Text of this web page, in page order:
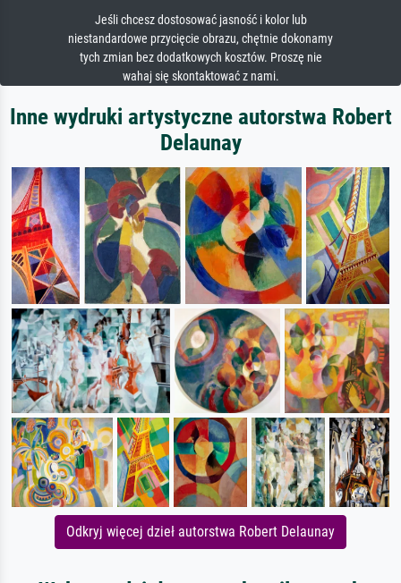
Jeśli chcesz dostosować jasność i kolor lub
niestandardowe przycięcie obrazu, chętnie dokonamy
tych zmian bez dodatkowych kosztów. Proszę nie
wahaj się skontaktować z nami.
Inne wydruki artystyczne autorstwa Robert
Delaunay
Odkryj więcej dzieł autorstwa Robert Delaunay